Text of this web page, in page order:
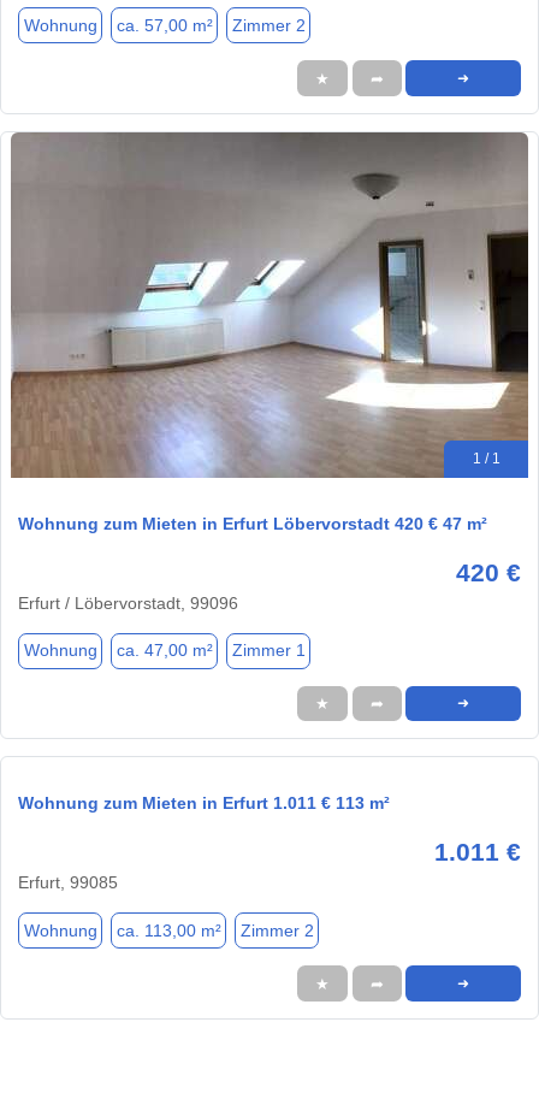
Wohnung ca. 57,00 m² Zimmer 2
★ ➦ ➜
1 / 1
Wohnung zum Mieten in Erfurt Löbervorstadt 420 € 47 m²
420 €
Erfurt / Löbervorstadt, 99096
Wohnung ca. 47,00 m² Zimmer 1
★ ➦ ➜
Wohnung zum Mieten in Erfurt 1.011 € 113 m²
1.011 €
Erfurt, 99085
Wohnung ca. 113,00 m² Zimmer 2
★ ➦ ➜